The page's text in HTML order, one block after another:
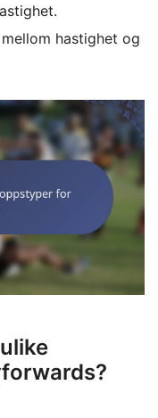
hastighet og